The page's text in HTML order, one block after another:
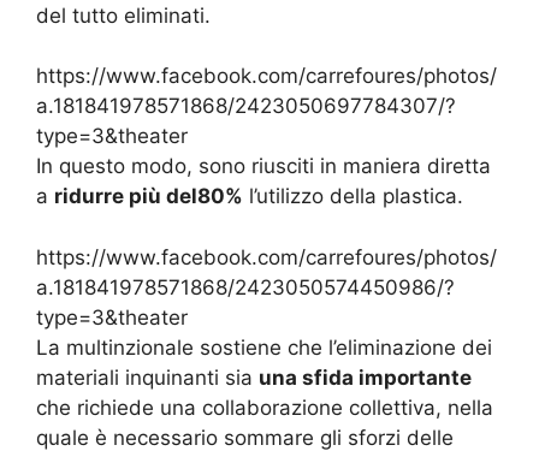
del tutto eliminati.
https://www.facebook.com/carrefoures/photos/
a.181841978571868/2423050697784307/?
type=3&theater
In questo modo, sono riusciti in maniera diretta
a ridurre più del80% l’utilizzo della plastica.
https://www.facebook.com/carrefoures/photos/
a.181841978571868/2423050574450986/?
type=3&theater
La multinzionale sostiene che l’eliminazione dei
materiali inquinanti sia una sfida importante
che richiede una collaborazione collettiva, nella
quale è necessario sommare gli sforzi delle